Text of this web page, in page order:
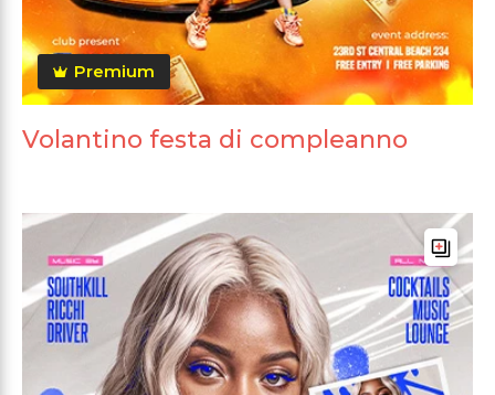
Premium
Volantino festa di compleanno